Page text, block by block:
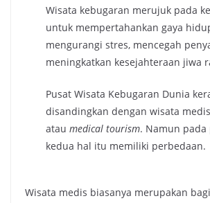
Wisata kebugaran merujuk pada
untuk mempertahankan gaya
mengurangi stres, mencegah
meningkatkan kesejahteraan jiwa
Pusat Wisata Kebugaran Dunia
disandingkan dengan wisata medis
ataumedical tourism. Namun pada
kedua hal itu memiliki perbedaan.
Wisata medis biasanya merupakan